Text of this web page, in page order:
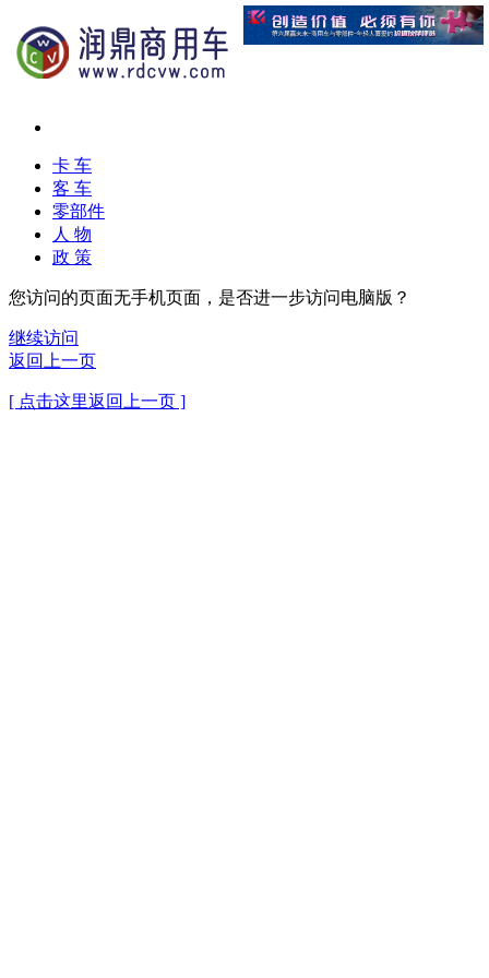
卡 车
客 车
零部件
人 物
政 策
您访问的页面无手机页面，是否进一步访问电脑版？
继续访问
返回上一页
[ 点击这里返回上一页 ]